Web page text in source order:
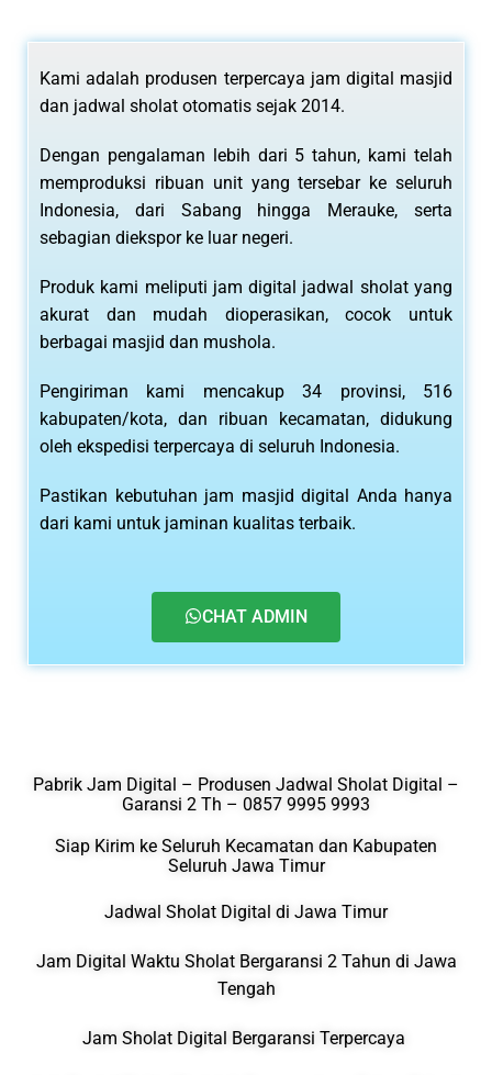
Kami adalah produsen terpercaya jam digital masjid
dan jadwal sholat otomatis sejak 2014.
Dengan pengalaman lebih dari 5 tahun, kami telah
memproduksi ribuan unit yang tersebar ke seluruh
Indonesia, dari Sabang hingga Merauke, serta
sebagian diekspor ke luar negeri.
Produk kami meliputi jam digital jadwal sholat yang
akurat dan mudah dioperasikan, cocok untuk
berbagai masjid dan mushola.
Pengiriman kami mencakup 34 provinsi, 516
kabupaten/kota, dan ribuan kecamatan, didukung
oleh ekspedisi terpercaya di seluruh Indonesia.
Pastikan kebutuhan jam masjid digital Anda hanya
dari kami untuk jaminan kualitas terbaik.
CHAT ADMIN
Pabrik Jam Digital – Produsen Jadwal Sholat Digital –
Garansi 2 Th – 0857 9995 9993
Siap Kirim ke Seluruh Kecamatan dan Kabupaten
Seluruh Jawa Timur
Jadwal Sholat Digital di Jawa Timur
Jam Digital Waktu Sholat Bergaransi 2 Tahun di Jawa
Tengah
Jam Sholat Digital Bergaransi Terpercaya